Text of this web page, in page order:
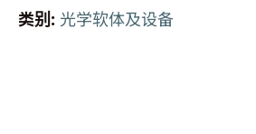
类别: 光学软体及设备